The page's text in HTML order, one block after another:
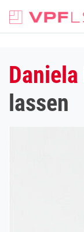
Daniela
lassen